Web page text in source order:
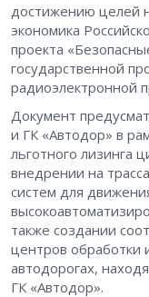
достижению целей
экономика
проекта
государственной
радиоэлектронной
Документ
и ГК «Автодор» в
льготного лизинга
внедрении на
систем для
также создании
центров обработки
автодорогах,
ГК «Автодор».